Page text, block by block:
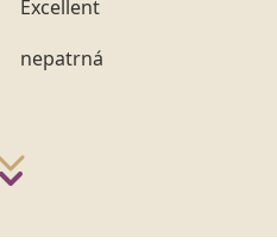
Excellent
nepatrná